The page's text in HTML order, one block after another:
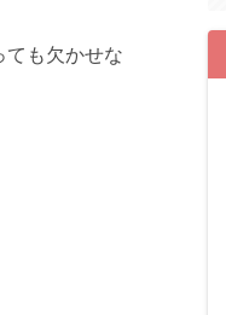
ても欠かせな